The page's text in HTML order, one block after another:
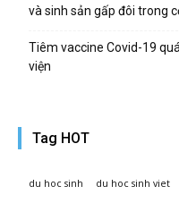
và sinh sản gấp đôi trong
Tiêm vaccine Covid-19
viện
Tag HOT
du hoc sinh du hoc sinh viet